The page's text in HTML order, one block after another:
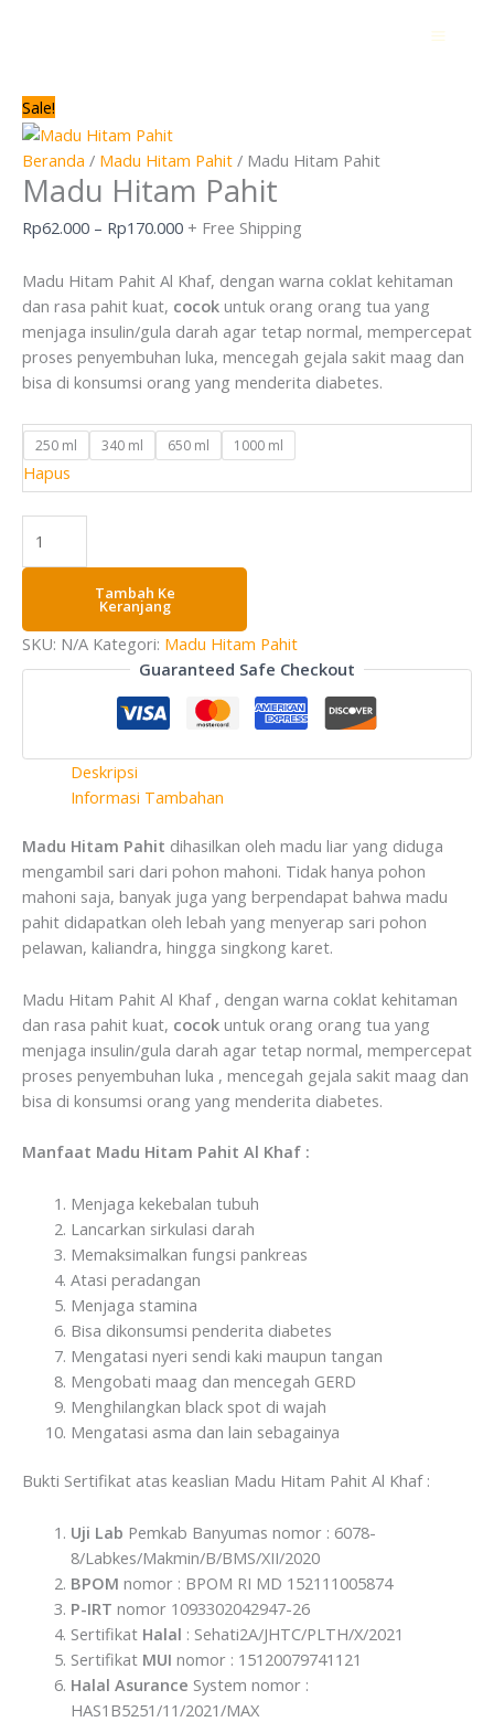
Sale!
Beranda / Madu Hitam Pahit / Madu Hitam Pahit
Madu Hitam Pahit
Rp62.000 – Rp170.000 + Free Shipping
Madu Hitam Pahit Al Khaf, dengan warna coklat kehitaman
dan rasa pahit kuat, cocok untuk orang orang tua yang
menjaga insulin/gula darah agar tetap normal, mempercepat
proses penyembuhan luka, mencegah gejala sakit maag dan
bisa di konsumsi orang yang menderita diabetes.
250 ml 340 ml 650 ml 1000 ml
Hapus
Tambah Ke
Keranjang
SKU: N/A Kategori: Madu Hitam Pahit
Guaranteed Safe Checkout
Deskripsi
Informasi Tambahan
Madu Hitam Pahit dihasilkan oleh madu liar yang diduga
mengambil sari dari pohon mahoni. Tidak hanya pohon
mahoni saja, banyak juga yang berpendapat bahwa madu
pahit didapatkan oleh lebah yang menyerap sari pohon
pelawan, kaliandra, hingga singkong karet.
Madu Hitam Pahit Al Khaf , dengan warna coklat kehitaman
dan rasa pahit kuat, cocok untuk orang orang tua yang
menjaga insulin/gula darah agar tetap normal, mempercepat
proses penyembuhan luka , mencegah gejala sakit maag dan
bisa di konsumsi orang yang menderita diabetes.
Manfaat Madu Hitam Pahit Al Khaf :
Menjaga kekebalan tubuh
Lancarkan sirkulasi darah
Memaksimalkan fungsi pankreas
Atasi peradangan
Menjaga stamina
Bisa dikonsumsi penderita diabetes
Mengatasi nyeri sendi kaki maupun tangan
Mengobati maag dan mencegah GERD
Menghilangkan black spot di wajah
Mengatasi asma dan lain sebagainya
Bukti Sertifikat atas keaslian Madu Hitam Pahit Al Khaf :
Uji Lab Pemkab Banyumas nomor : 6078-
8/Labkes/Makmin/B/BMS/XII/2020
BPOM nomor : BPOM RI MD 152111005874
P-IRT nomor 1093302042947-26
Sertifikat Halal : Sehati2A/JHTC/PLTH/X/2021
Sertifikat MUI nomor : 15120079741121
Halal Asurance System nomor :
HAS1B5251/11/2021/MAX